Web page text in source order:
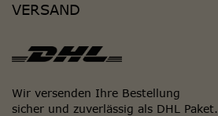
VERSAND
Wir versenden Ihre Bestellung
sicher und zuverlässig als DHL Paket.